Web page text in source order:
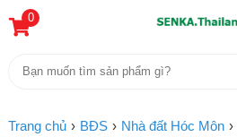
0
Trang chủ BĐS
Nhà đất Hóc Môn